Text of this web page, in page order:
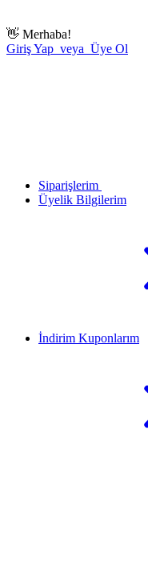
👋 Merhaba!
Giriş Yap veya Üye Ol
Siparişlerim
Üyelik Bilgilerim
İndirim Kuponlarım